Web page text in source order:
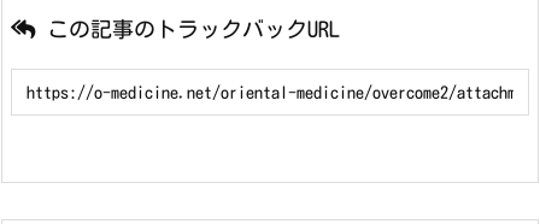
この記事のトラックバックURL